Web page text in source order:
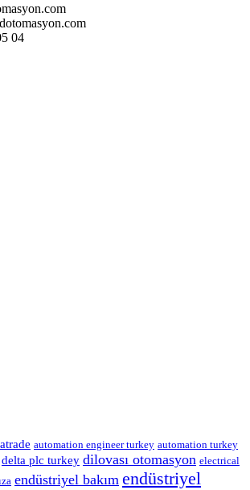
04
automation engineer turkey automation turkey
delta plc turkey dilovası otomasyon electrical
endüstriyel bakım endüstriyel